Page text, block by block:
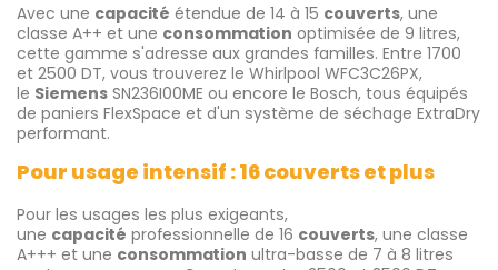
Avec une capacité étendue de 14 à 15 couverts, une
classe A++ et une consommation optimisée de 9 litres,
cette gamme s'adresse aux grandes familles. Entre 1700
et 2500 DT, vous trouverez le Whirlpool WFC3C26PX,
le Siemens SN236I00ME ou encore le Bosch, tous équipés
de paniers FlexSpace et d'un système de séchage ExtraDry
performant.
Pour usage intensif : 16 couverts et plus
Pour les usages les plus exigeants,
une capacité professionnelle de 16 couverts, une classe
A+++ et une consommation ultra-basse de 7 à 8 litres